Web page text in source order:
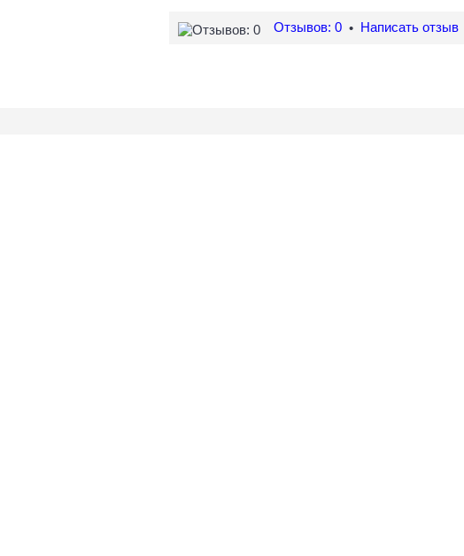
Отзывов: 0 • Написать отзыв